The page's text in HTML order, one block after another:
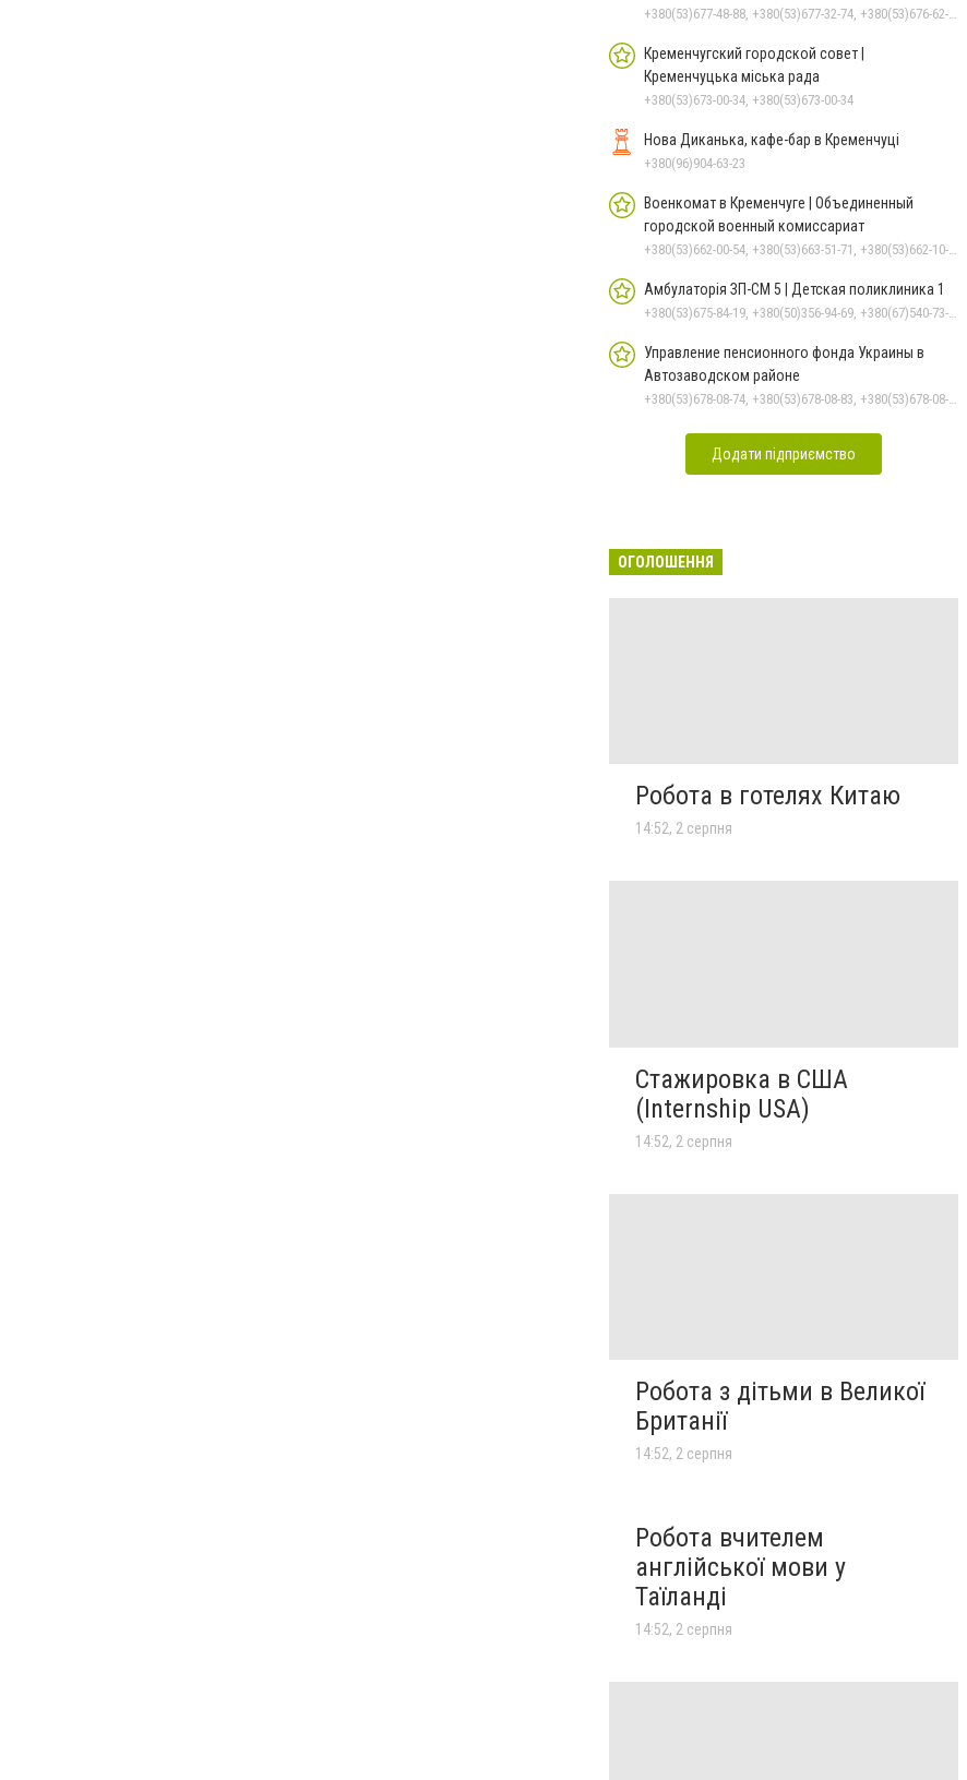
+380(53)677-48-88, +380(53)677-32-74, +380(53)676-62-99, +380536766187
Кременчугский городской совет |
Кременчуцька міська рада
+380(53)673-00-34, +380(53)673-00-34
Нова Диканька, кафе-бар в Кременчуці
+380(96)904-63-23
Военкомат в Кременчуге | Объединенный
городской военный комиссариат
+380(53)662-00-54, +380(53)663-51-71, +380(53)662-10-35
Амбулаторія ЗП-СМ 5 | Детская поликлиника 1
+380(53)675-84-19, +380(50)356-94-69, +380(67)540-73-87
Управление пенсионного фонда Украины в
Автозаводском районе
+380(53)678-08-74, +380(53)678-08-83, +380(53)678-08-41, +380(53)678-08-86, +380(53)678-09-05
Додати підприємство
ОГОЛОШЕННЯ
Робота в готелях Китаю
14:52, 2 серпня
Стажировка в США
(Internship USA)
14:52, 2 серпня
Робота з дітьми в Великої
Британії
14:52, 2 серпня
Робота вчителем
англійської мови у
Таїланді
14:52, 2 серпня